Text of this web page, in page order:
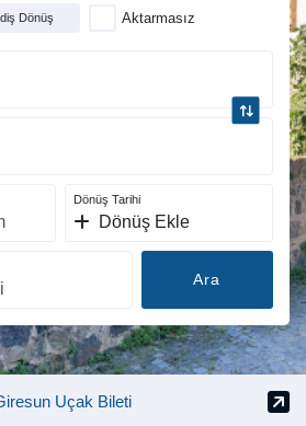
Dönüş Aktarmasız
Dönüş Tarihi
Dönüş Ekle
Ara
Uçak Bileti